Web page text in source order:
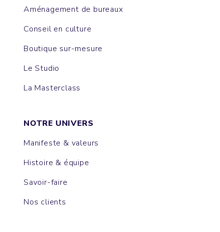
Aménagement de bureaux
Conseil en culture
Boutique sur-mesure
Le Studio
La Masterclass
NOTRE UNIVERS
Manifeste & valeurs
Histoire & équipe
Savoir-faire
Nos clients